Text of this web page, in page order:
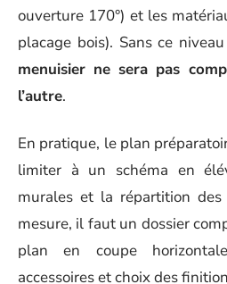
ouverture 170°) et les
placage bois). Sans ce
menuisier ne sera pas
l’autre.
En pratique, le plan
limiter à un schéma en
murales et la répartition
mesure, il faut un dossier
plan en coupe
accessoires et choix des